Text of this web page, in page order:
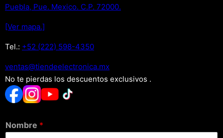
Puebla, Pue. Mexico. C.P. 72000.
[Ver mapa.]
Tel.: +52 (222) 598-4350
xm.acinortceleedneit@satnev
No te pierdas los descuentos exclusivos .
Nombre *